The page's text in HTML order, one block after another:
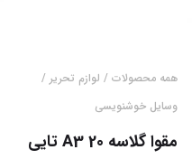
همه محصولات / لوازم تحریر /
وسایل خوشنویسی
مقوا گلاسه A3 20 تایی